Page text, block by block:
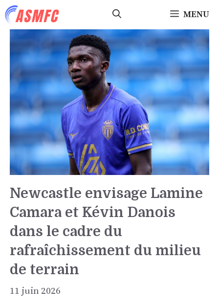
Aller
au
contenu
MENU
Newcastle envisage Lamine
Camara et Kévin Danois
dans le cadre du
rafraîchissement du milieu
de terrain
11 juin 2026